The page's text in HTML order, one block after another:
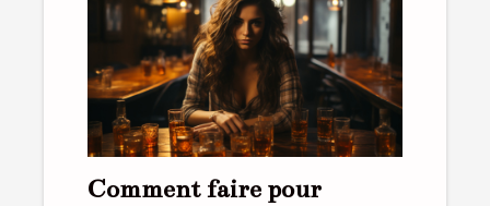
Comment faire pour